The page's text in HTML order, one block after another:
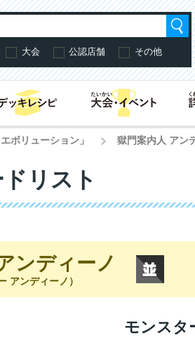
大会 公認店舗 その他
はじめての方へ・あ
ボリューション」 獄門案内人 アン
リスト
ンディーノ
アンディーノ）
モンスタ